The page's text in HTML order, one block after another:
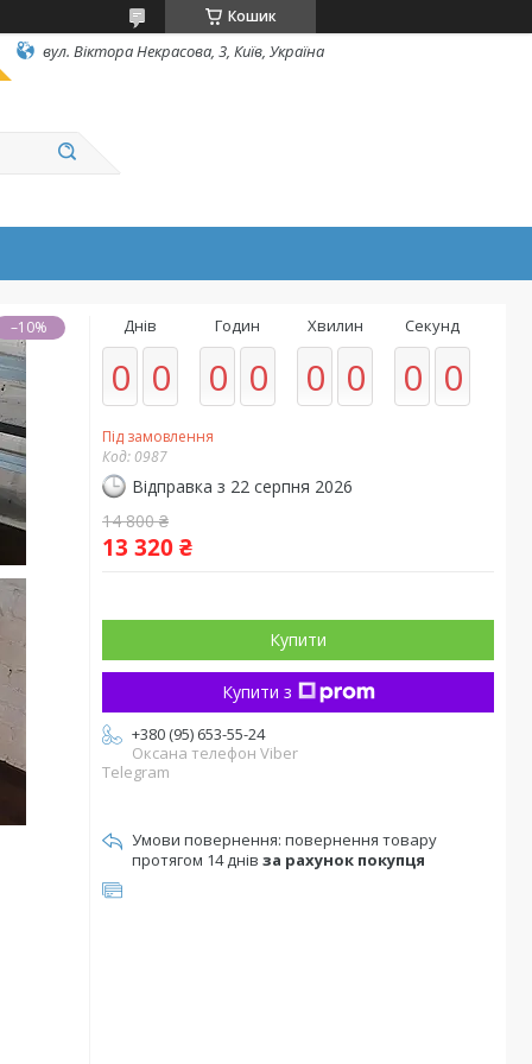
Кошик
вул. Вiктора Некрасова, 3, Київ, Україна
–10% Днів
0 0
Годин
0 0
Хвилин
0 0
Секунд
0 0
Під замовлення
Код: 0987
Відправка з 22 серпня 2026
14 800 ₴
13 320 ₴
Купити
Купити з
+380 (95) 653-55-24
Оксана телефон Viber
Telegram
повернення товару
протягом 14 днів за рахунок покупця